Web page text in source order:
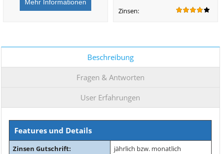
Zinsen:
Beschreibung
Fragen & Antworten
User Erfahrungen
Features und Details
Zinsen Gutschrift:
jährlich bzw. monatlich